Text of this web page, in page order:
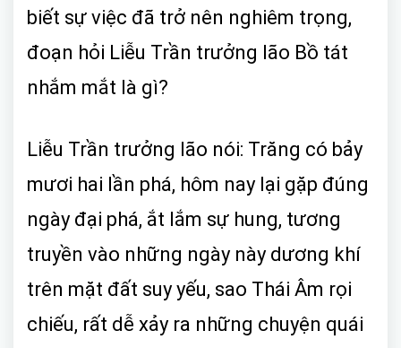
biết sự việc đã trở nên nghiêm trọng,
đoạn hỏi Liễu Trần trưởng lão Bồ tát
nhắm mắt là gì?
Liễu Trần trưởng lão nói: Trăng có bảy
mươi hai lần phá, hôm nay lại gặp đúng
ngày đại phá, ắt lắm sự hung, tương
truyền vào những ngày này dương khí
trên mặt đất suy yếu, sao Thái Âm rọi
chiếu, rất dễ xảy ra những chuyện quái